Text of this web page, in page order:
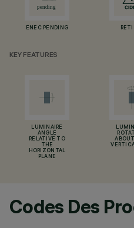
ENEC PENDING
KEY FEATURES
LUMINAIRE
ANGLE
RELATIVE TO
THE
HORIZONTAL
PLANE
Codes Des